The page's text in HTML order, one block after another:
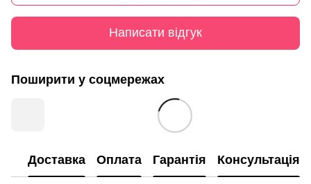
Написати відгук
Поширити у соцмережах
Доставка Оплата Гарантія Консультація